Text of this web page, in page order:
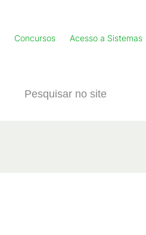
Concursos Acesso a Sistemas